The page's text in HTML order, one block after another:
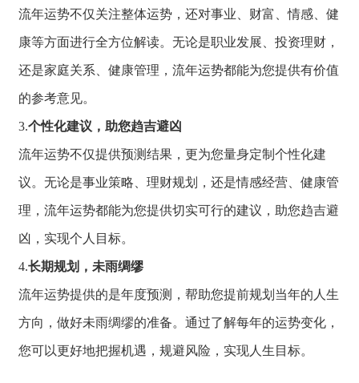
流年运势不仅关注整体运势， 还对事业、 财富、情感、 健
康等方面进行全方位解读。 无论是职业发展、 投资理财，
还是家庭关系、 健康管理， 流年运势都能为您提供有价值
的参考意见。
3.个性化建议，助您趋吉避凶
流年运势不仅提供预测结果， 更为您量身定制个性化建
议。 无论是事业策略、 理财规划， 还是情感经营、 健康管
理， 流年运势都能为您提供切实可行的建议， 助您趋吉避
凶， 实现个人目标。
4.长期规划，未雨绸缪
流年运势提供的是年度预测， 帮助您提前规划当年的人生
方向， 做好未雨绸缪的准备。 通过了解每年的运势变化，
您可以更好地把握机遇， 规避风险， 实现人生目标。